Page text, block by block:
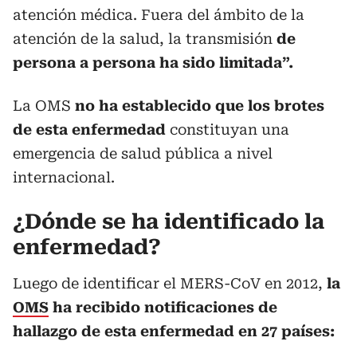
atención médica. Fuera del ámbito de la
atención de la salud, la transmisión de
persona a persona ha sido limitada”.
La OMS no ha establecido que los brotes
de esta enfermedad constituyan una
emergencia de salud pública a nivel
internacional.
¿Dónde se ha identificado la
enfermedad?
Luego de identificar el MERS-CoV en 2012, la
OMS ha recibido notificaciones de
hallazgo de esta enfermedad en 27 países: